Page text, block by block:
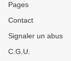
Pages
Contact
Signaler un abus
C.G.U.